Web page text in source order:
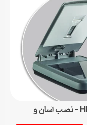
دانلود درایور اسکنر HP Scanjet G3010 – نصب آسان و